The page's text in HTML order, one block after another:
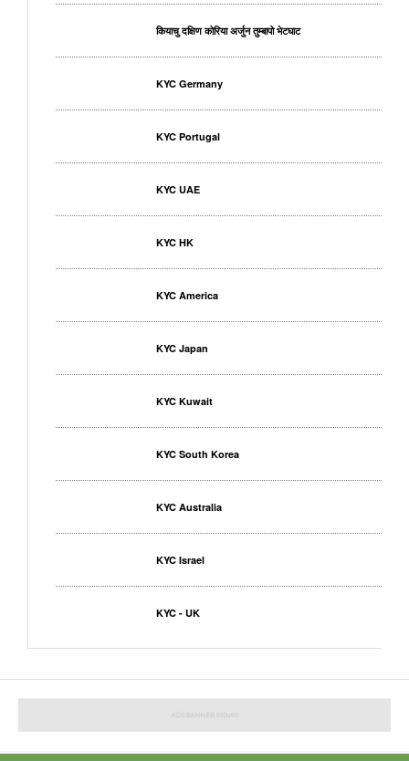
कियाचु दक्षिण कोरिया अर्जुन तुम्बापो भेटघाट
KYC Germany
KYC Portugal
KYC UAE
KYC HK
KYC America
KYC Japan
KYC Kuwait
KYC South Korea
KYC Australia
KYC Israel
KYC - UK